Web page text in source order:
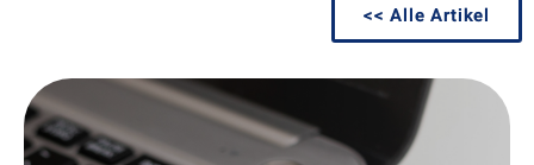
<< Alle Artikel